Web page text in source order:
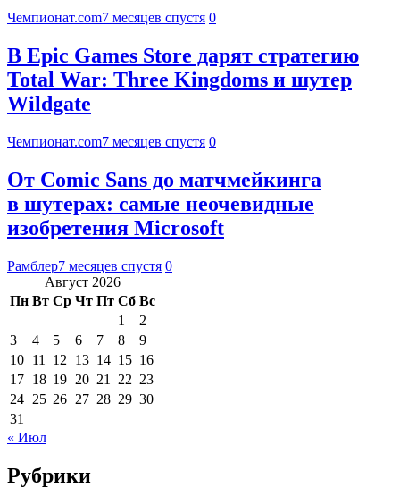
Чемпионат.com7 месяцев спустя 0
В Epic Games Store дарят стратегию
Total War: Three Kingdoms и шутер
Wildgate
Чемпионат.com7 месяцев спустя 0
От Comic Sans до матчмейкинга
в шутерах: самые неочевидные
изобретения Microsoft
Рамблер7 месяцев спустя 0
Август 2026
Пн Вт Ср Чт Пт Сб Вс
1
2
3
4 5 6 7 8
9
10 11 12 13 14 15 16
17 18 19 20 21 22 23
24 25 26 27 28 29 30
31
« Июл
Рубрики